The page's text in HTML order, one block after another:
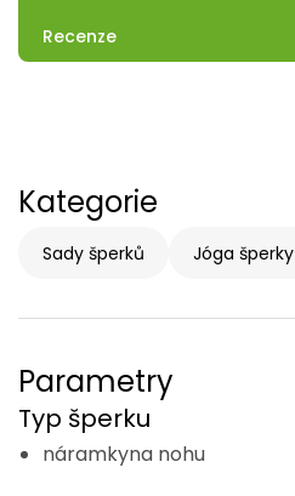
Recenze
Kategorie
Sady šperků Jóga šperky
Parametry
Typ šperku
náramkyna nohu